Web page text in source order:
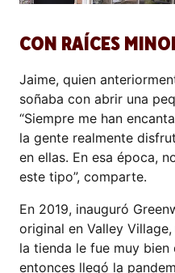
CON RAÍCES
Jaime, quien
soñaba con abrir una
“Siempre me han
la gente realmente
en ellas. En esa época,
este tipo”, comparte.
En 2019, inauguró
original en Valley
la tienda le fue muy bien
entonces llegó la